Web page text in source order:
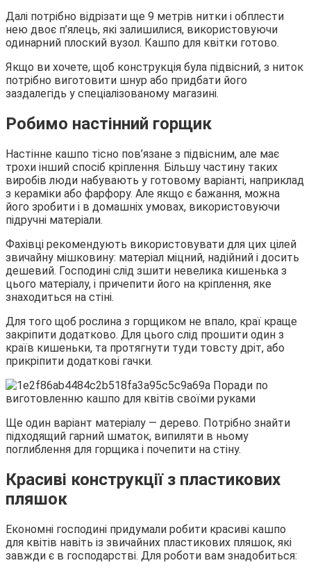
Далі потрібно відрізати ще 9 метрів нитки і обплести
нею двоє п’ялець, які залишилися, використовуючи
одинарний плоский вузол. Кашпо для квітки готово.
Якщо ви хочете, щоб конструкція була підвісний, з ниток
потрібно виготовити шнур або придбати його
заздалегідь у спеціалізованому магазині.
Робимо настінний горщик
Настінне кашпо тісно пов’язане з підвісним, але має
трохи інший спосіб кріплення. Більшу частину таких
виробів люди набувають у готовому варіанті, наприклад
з кераміки або фарфору. Але якщо є бажання, можна
його зробити і в домашніх умовах, використовуючи
підручні матеріали.
Фахівці рекомендують використовувати для цих цілей
звичайну мішковину: матеріал міцний, надійний і досить
дешевий. Господині слід зшити невелика кишенька з
цього матеріалу, і причепити його на кріплення, яке
знаходиться на стіні.
Для того щоб рослина з горщиком не впало, краї краще
закріпити додатково. Для цього слід прошити один з
країв кишеньки, та протягнути туди товсту дріт, або
прикріпити додаткові гачки.
Ще один варіант матеріалу — дерево. Потрібно знайти
підходящий гарний шматок, випиляти в ньому
поглиблення для горщика і почепити на стіну.
Красиві конструкції з пластикових
пляшок
Економні господині придумали робити красиві кашпо
для квітів навіть із звичайних пластикових пляшок, які
завжди є в господарстві. Для роботи вам знадобиться: